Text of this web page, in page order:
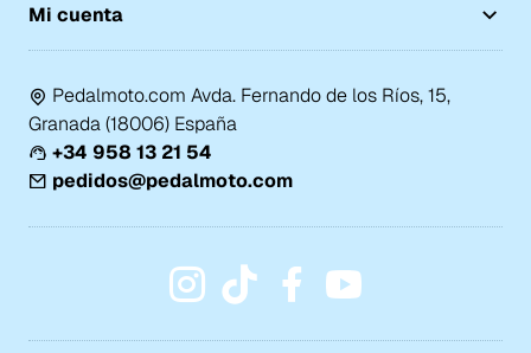
Mi cuenta
Pedalmoto.com Avda. Fernando de los Ríos, 15,
Granada (18006) España
+34 958 13 21 54
pedidos@pedalmoto.com